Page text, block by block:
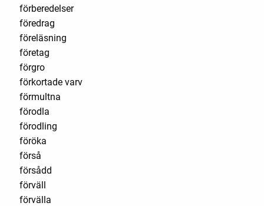
förberedelser
föredrag
föreläsning
företag
förgro
förkortade varv
förmultna
förodla
förodling
föröka
förså
försådd
förväll
förvälla